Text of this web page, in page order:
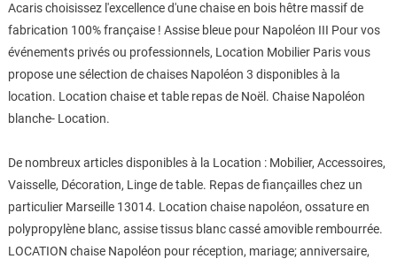
Acaris choisissez l'excellence d'une chaise en bois hêtre massif de
fabrication 100% française ! Assise bleue pour Napoléon III Pour vos
événements privés ou professionnels, Location Mobilier Paris vous
propose une sélection de chaises Napoléon 3 disponibles à la
location. Location chaise et table repas de Noël. Chaise Napoléon
blanche- Location.
De nombreux articles disponibles à la Location : Mobilier, Accessoires,
Vaisselle, Décoration, Linge de table. Repas de fiançailles chez un
particulier Marseille 13014. Location chaise napoléon, ossature en
polypropylène blanc, assise tissus blanc cassé amovible rembourrée.
LOCATION chaise Napoléon pour réception, mariage; anniversaire,